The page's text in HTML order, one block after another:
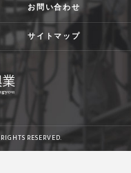
お問い合わせ
サイトマップ
RESERVED.